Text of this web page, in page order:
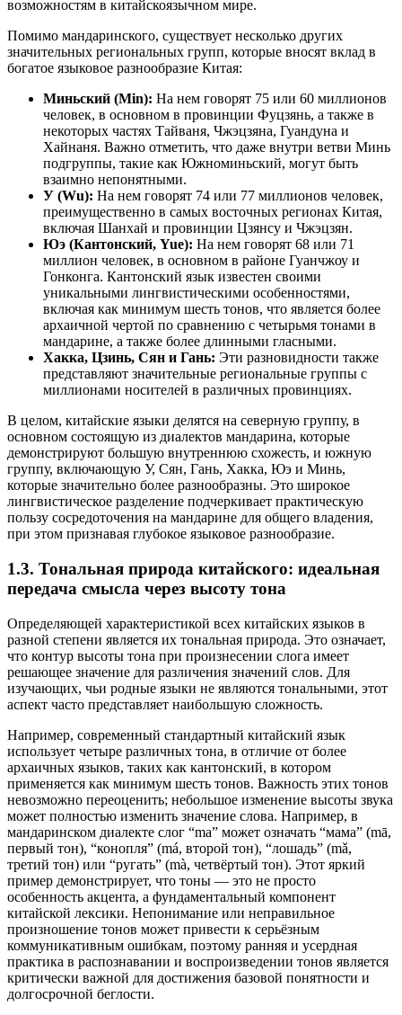
возможностям в китайскоязычном мире.
Помимо мандаринского, существует несколько других
значительных региональных групп, которые вносят вклад в
богатое языковое разнообразие Китая:
Миньский (Min): На нем говорят 75 или 60 миллионов
человек, в основном в провинции Фуцзянь, а также в
некоторых частях Тайваня, Чжэцзяна, Гуандуна и
Хайнаня. Важно отметить, что даже внутри ветви Минь
подгруппы, такие как Южноминьский, могут быть
взаимно непонятными.
У (Wu): На нем говорят 74 или 77 миллионов человек,
преимущественно в самых восточных регионах Китая,
включая Шанхай и провинции Цзянсу и Чжэцзян.
Юэ (Кантонский, Yue): На нем говорят 68 или 71
миллион человек, в основном в районе Гуанчжоу и
Гонконга. Кантонский язык известен своими
уникальными лингвистическими особенностями,
включая как минимум шесть тонов, что является более
архаичной чертой по сравнению с четырьмя тонами в
мандарине, а также более длинными гласными.
Хакка, Цзинь, Сян и Гань: Эти разновидности также
представляют значительные региональные группы с
миллионами носителей в различных провинциях.
В целом, китайские языки делятся на северную группу, в
основном состоящую из диалектов мандарина, которые
демонстрируют большую внутреннюю схожесть, и южную
группу, включающую У, Сян, Гань, Хакка, Юэ и Минь,
которые значительно более разнообразны. Это широкое
лингвистическое разделение подчеркивает практическую
пользу сосредоточения на мандарине для общего владения,
при этом признавая глубокое языковое разнообразие.
1.3. Тональная природа китайского: идеальная
передача смысла через высоту тона
Определяющей характеристикой всех китайских языков в
разной степени является их тональная природа. Это означает,
что контур высоты тона при произнесении слога имеет
решающее значение для различения значений слов. Для
изучающих, чьи родные языки не являются тональными, этот
аспект часто представляет наибольшую сложность.
Например, современный стандартный китайский язык
использует четыре различных тона, в отличие от более
архаичных языков, таких как кантонский, в котором
применяется как минимум шесть тонов. Важность этих тонов
невозможно переоценить; небольшое изменение высоты звука
может полностью изменить значение слова. Например, в
мандаринском диалекте слог “ma” может означать “мама” (mā,
первый тон), “конопля” (má, второй тон), “лошадь” (mǎ,
третий тон) или “ругать” (mà, четвёртый тон). Этот яркий
пример демонстрирует, что тоны — это не просто
особенность акцента, а фундаментальный компонент
китайской лексики. Непонимание или неправильное
произношение тонов может привести к серьёзным
коммуникативным ошибкам, поэтому ранняя и усердная
практика в распознавании и воспроизведении тонов является
критически важной для достижения базовой понятности и
долгосрочной беглости.